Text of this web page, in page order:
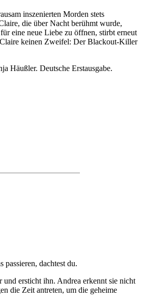
inszenierten Morden stets
die über Nacht berühmt wurde,
eine neue Liebe zu öffnen, stirbt erneut
Claire keinen Zweifel: Der Blackout-Killer
Häußler. Deutsche Erstausgabe.
dachtest du.
ersticht ihn. Andrea erkennt sie nicht
die Zeit antreten, um die geheime